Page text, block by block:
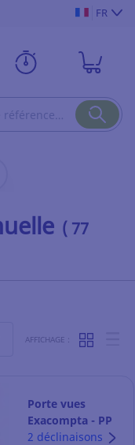
FR
( 77
AFFICHAGE :
Porte vues
Exacompta - PP
recyclé - A4 - 50
2 déclinaisons